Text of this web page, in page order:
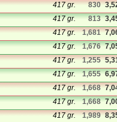
417 gr. 830
417 gr. 813
417 gr. 1,681
417 gr. 1,676
417 gr. 1,255
417 gr. 1,655
417 gr. 1,668
417 gr. 1,668
417 gr. 1,989